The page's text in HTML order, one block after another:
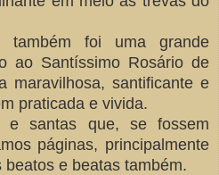
também foi uma grande
ao Santíssimo Rosário de
maravilhosa, santificante e
praticada e vivida.
e santas que, se fossem
páginas, principalmente
e beatas também.